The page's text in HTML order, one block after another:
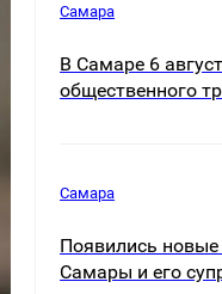
Самара
В Самаре 6
общественного
Самара
Появились новые
Самары и его